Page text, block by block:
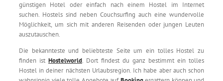
günstigen Hotel oder einfach nach einem Hostel im Internet
suchen. Hostels sind neben Couchsurfing auch eine wundervolle
Möglichkeit, um sich mit anderen Reisenden oder jungen Leuten
auszutauschen.
Die bekannteste und beliebteste Seite um ein tolles Hostel zu
finden ist Hostelworld. Dort findest du ganz bestimmt ein tolles
Hostel in deiner nächsten Urlaubsregion. Ich habe aber auch schon